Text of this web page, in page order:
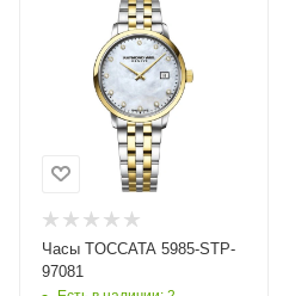
Часы TOCCATA 5985-STP-
97081